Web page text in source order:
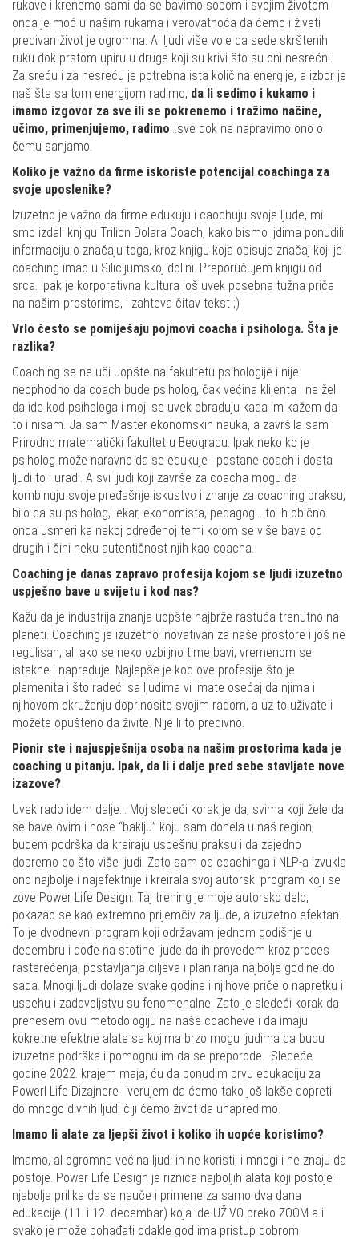
rukave i krenemo sami da se bavimo sobom i svojim životom
onda je moć u našim rukama i verovatnoća da ćemo i živeti
predivan život je ogromna. Al ljudi više vole da sede skrštenih
ruku dok prstom upiru u druge koji su krivi što su oni nesrećni.
Za sreću i za nesreću je potrebna ista količina energije, a izbor je
naš šta sa tom energijom radimo, da li sedimo i kukamo i
imamo izgovor za sve ili se pokrenemo i tražimo načine,
učimo, primenjujemo, radimo …sve dok ne napravimo ono o
čemu sanjamo.
Koliko je važno da firme iskoriste potencijal coachinga za
svoje uposlenike?
Izuzetno je važno da firme edukuju i caochuju svoje ljude, mi
smo izdali knjigu Trilion Dolara Coach, kako bismo ljdima ponudili
informaciju o značaju toga, kroz knjigu koja opisuje značaj koji je
coaching imao u Silicijumskoj dolini. Preporučujem knjigu od
srca. Ipak je korporativna kultura još uvek posebna tužna priča
na našim prostorima, i zahteva čitav tekst ;)
Vrlo često se pomiješaju pojmovi coacha i psihologa. Šta je
razlika?
Coaching se ne uči uopšte na fakultetu psihologije i nije
neophodno da coach bude psiholog, čak većina klijenta i ne želi
da ide kod psihologa i moji se uvek obraduju kada im kažem da
to i nisam. Ja sam Master ekonomskih nauka, a završila sam i
Prirodno matematički fakultet u Beogradu. Ipak neko ko je
psiholog može naravno da se edukuje i postane coach i dosta
ljudi to i uradi. A svi ljudi koji završe za coacha mogu da
kombinuju svoje pređašnje iskustvo i znanje za coaching praksu,
bilo da su psiholog, lekar, ekonomista, pedagog… to ih obično
onda usmeri ka nekoj određenoj temi kojom se više bave od
drugih i čini neku autentičnost njih kao coacha.
Coaching je danas zapravo profesija kojom se ljudi izuzetno
uspješno bave u svijetu i kod nas?
Kažu da je industrija znanja uopšte najbrže rastuća trenutno na
planeti. Coaching je izuzetno inovativan za naše prostore i još ne
regulisan, ali ako se neko ozbiljno time bavi, vremenom se
istakne i napreduje. Najlepše je kod ove profesije što je
plemenita i što radeći sa ljudima vi imate osećaj da njima i
njihovom okruženju doprinosite svojim radom, a uz to uživate i
možete opušteno da živite. Nije li to predivno.
Pionir ste i najuspješnija osoba na našim prostorima kada je
coaching u pitanju. Ipak, da li i dalje pred sebe stavljate nove
izazove?
Uvek rado idem dalje… Moj sledeći korak je da, svima koji žele da
se bave ovim i nose “baklju” koju sam donela u naš region,
budem podrška da kreiraju uspešnu praksu i da zajedno
dopremo do što više ljudi. Zato sam od coachinga i NLP-a izvukla
ono najbolje i najefektnije i kreirala svoj autorski program koji se
zove Power Life Design. Taj trening je moje autorsko delo,
pokazao se kao extremno prijemčiv za ljude, a izuzetno efektan.
To je dvodnevni program koji održavam jednom godišnje u
decembru i dođe na stotine ljude da ih provedem kroz proces
rasterećenja, postavljanja ciljeva i planiranja najbolje godine do
sada. Mnogi ljudi dolaze svake godine i njihove priče o napretku i
uspehu i zadovoljstvu su fenomenalne. Zato je sledeći korak da
prenesem ovu metodologiju na naše coacheve i da imaju
kokretne efektne alate sa kojima brzo mogu ljudima da budu
izuzetna podrška i pomognu im da se preporode. Sledeće
godine 2022. krajem maja, ću da ponudim prvu edukaciju za
Powerl Life Dizajnere i verujem da ćemo tako još lakše dopreti
do mnogo divnih ljudi čiji ćemo život da unapredimo.
Imamo li alate za ljepši život i koliko ih uopće koristimo?
Imamo, al ogromna većina ljudi ih ne koristi, i mnogi i ne znaju da
postoje. Power Life Design je riznica najboljih alata koji postoje i
njabolja prilika da se nauče i primene za samo dva dana
edukacije (11. i 12. decembar) koja ide UŽIVO preko ZOOM-a i
svako je može pohađati odakle god ima pristup dobrom